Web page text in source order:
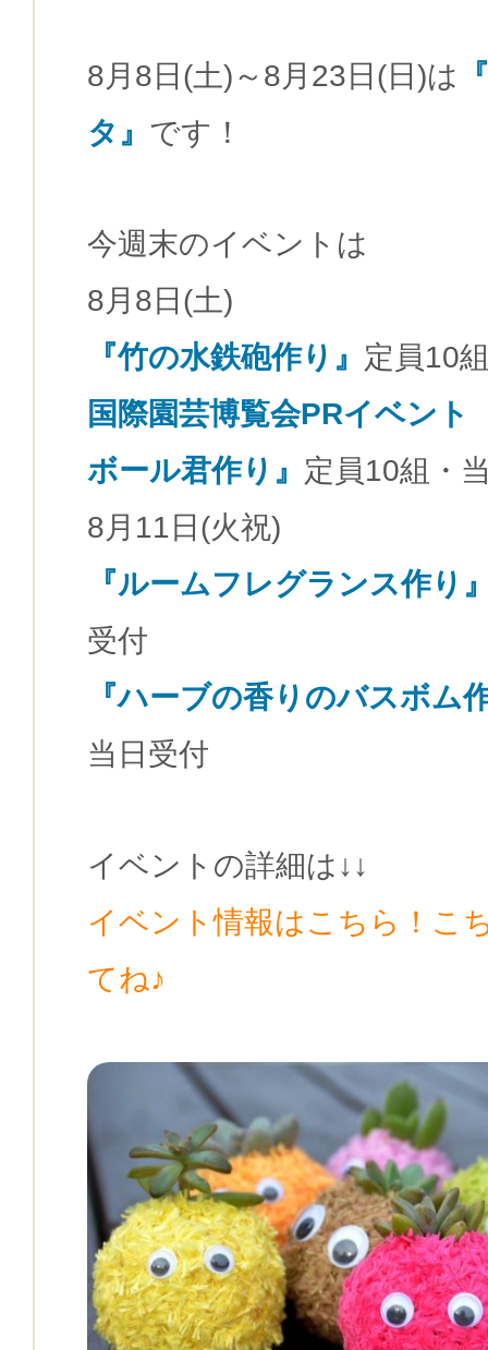
8月8日(土)～8月23日(日)は
タ 』 です！
今週末のイベントは
8月8日(土)
『竹の水鉄砲作り』 定員10
国際園芸博覧会PRイベント
ボール君作り』 定員10組・
8月11日(火祝)
『ルームフレグランス作り
受付
『ハーブの香りのバスボム
当日受付
イベントの詳細は↓↓
イベント情報はこちら！こ
てね♪